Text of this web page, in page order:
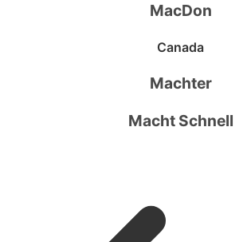
MacDon
Canada
Machter
Macht Schnell